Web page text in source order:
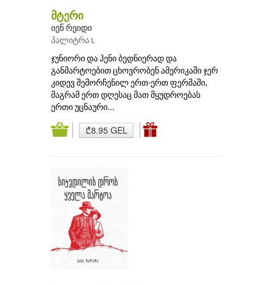
მტერი
იენ რეიდი
პალიტრა L
ჯუნიორი და ჰენი ბედნიერად და
განმარტოებით ცხოვრობენ ამერიკაში ჯერ
კიდევ შემორჩენილ ერთ-ერთ ფერმაში,
მაგრამ ერთ დღესაც მათ მყუდროებას
ერთი უცნაური...
₾8.95 GEL